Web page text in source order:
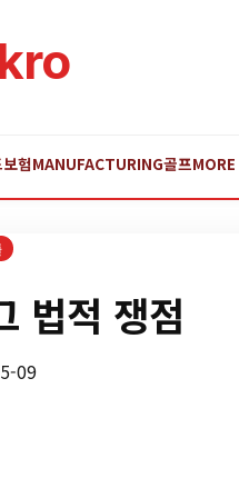
보험MANUFACTURING골프MORE
법적 쟁점
09